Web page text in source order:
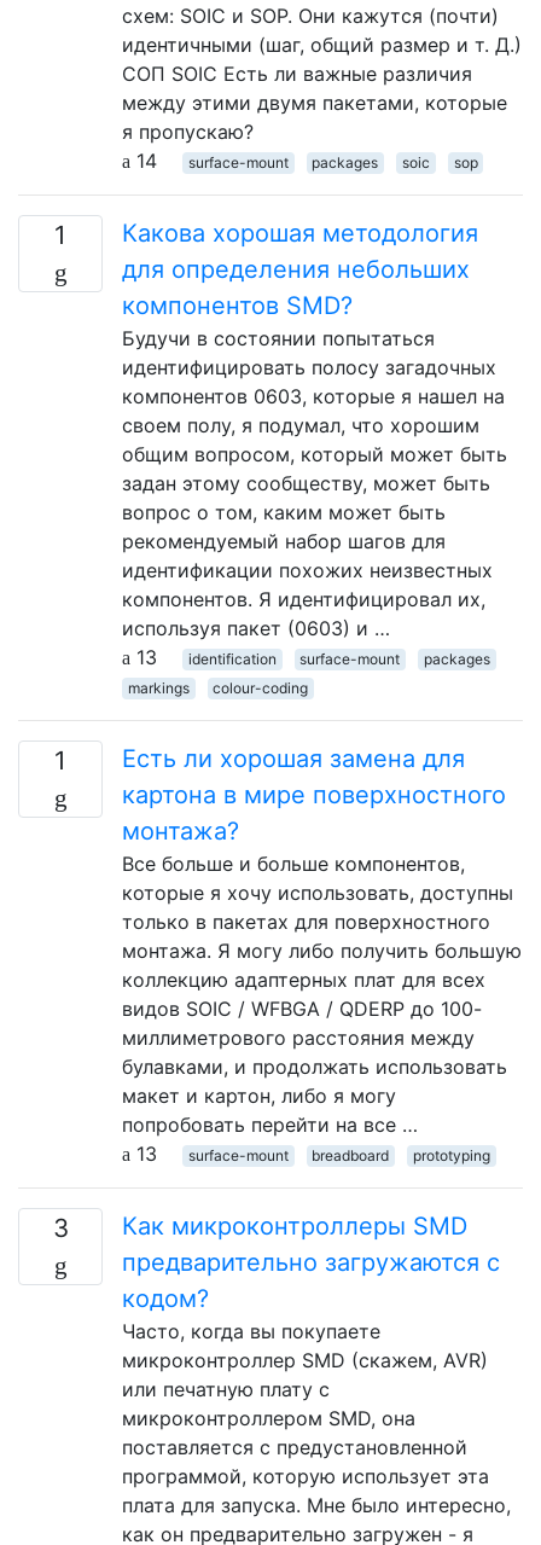
схем: SOIC и SOP. Они кажутся (почти)
идентичными (шаг, общий размер и т. Д.)
СОП SOIC Есть ли важные различия
между этими двумя пакетами, которые
я пропускаю?
14
surface-mount packages soic sop
1
Какова хорошая методология
для определения небольших
компонентов SMD?
Будучи в состоянии попытаться
идентифицировать полосу загадочных
компонентов 0603, которые я нашел на
своем полу, я подумал, что хорошим
общим вопросом, который может быть
задан этому сообществу, может быть
вопрос о том, каким может быть
рекомендуемый набор шагов для
идентификации похожих неизвестных
компонентов. Я идентифицировал их,
используя пакет (0603) и …
13
identification surface-mount
packages
markings
colour-coding
1
Есть ли хорошая замена для
картона в мире поверхностного
монтажа?
Все больше и больше компонентов,
которые я хочу использовать, доступны
только в пакетах для поверхностного
монтажа. Я могу либо получить большую
коллекцию адаптерных плат для всех
видов SOIC / WFBGA / QDERP до 100-
миллиметрового расстояния между
булавками, и продолжать использовать
макет и картон, либо я могу
попробовать перейти на все …
13
surface-mount breadboard prototyping
3
Как микроконтроллеры SMD
предварительно загружаются с
кодом?
Часто, когда вы покупаете
микроконтроллер SMD (скажем, AVR)
или печатную плату с
микроконтроллером SMD, она
поставляется с предустановленной
программой, которую использует эта
плата для запуска. Мне было интересно,
как он предварительно загружен - я